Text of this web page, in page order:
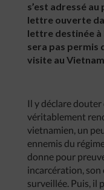
s’est adressé
lettre ouverte
lettre destinée à
sera pas permis
visite au
Il y déclare
véritablement
vietnamien, un
ennemis du
donne pour
incarcération, son
surveillée. Puis, il